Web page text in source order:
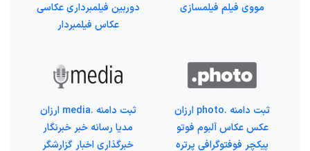
مووی فیلم فیلمسازی
دوربین فیلمبرداری عکاسی
عکاس فیلمبردار
ثبت دامنه .photo ارزان
عکس عکاس آلبوم فوتو
پیکچر فوفتوگرافی پرتره
ثبت دامنه .media ارزان
مدیا رسانه خبر خبرنگار
خبرگذاری اخبار گزارشگر